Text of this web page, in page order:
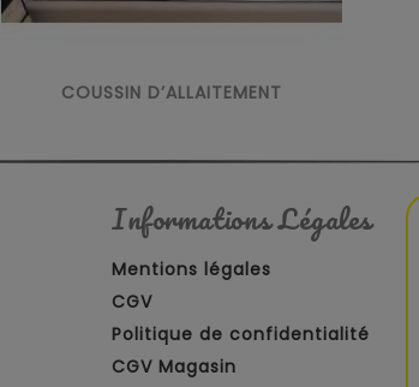
COUSSIN D’ALLAITEMENT
Informations Légales
Mentions légales
CGV
Politique de confidentialité
CGV Magasin